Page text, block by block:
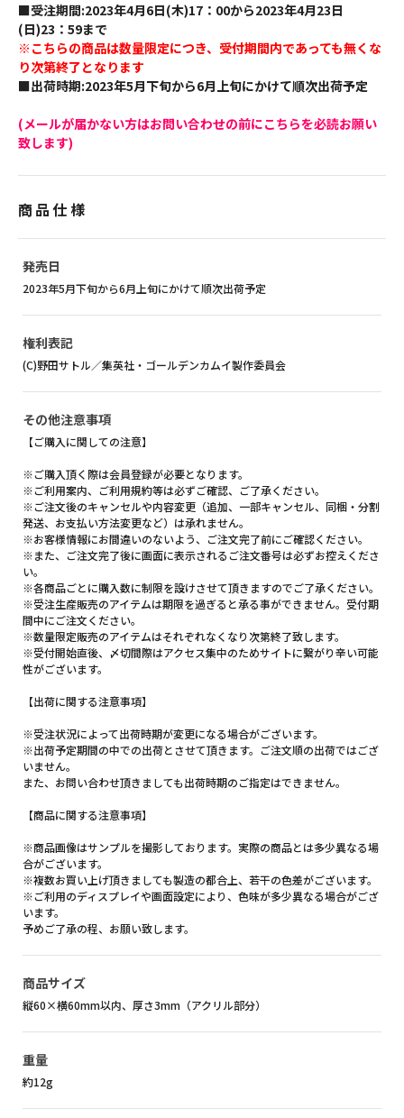
■受注期間:2023年4月6日(木)17：00から2023年4月23日
(日)23：59まで
※こちらの商品は数量限定につき、受付期間内であっても無くな
り次第終了となります
■出荷時期:2023年5月下旬から6月上旬にかけて順次出荷予定
(メールが届かない方はお問い合わせの前にこちらを必読お願い
致します)
商品仕様
発売日
2023年5月下旬から6月上旬にかけて順次出荷予定
権利表記
(C)野田サトル／集英社・ゴールデンカムイ製作委員会
その他注意事項
【ご購入に関しての注意】
※ご購入頂く際は会員登録が必要となります。
※ご利用案内、ご利用規約等は必ずご確認、ご了承ください。
※ご注文後のキャンセルや内容変更（追加、一部キャンセル、同梱・分割
発送、お支払い方法変更など）は承れません。
※お客様情報にお間違いのないよう、ご注文完了前にご確認ください。
※また、ご注文完了後に画面に表示されるご注文番号は必ずお控えくださ
い。
※各商品ごとに購入数に制限を設けさせて頂きますのでご了承ください。
※受注生産販売のアイテムは期限を過ぎると承る事ができません。受付期
間中にご注文ください。
※数量限定販売のアイテムはそれぞれなくなり次第終了致します。
※受付開始直後、〆切間際はアクセス集中のためサイトに繋がり辛い可能
性がございます。
【出荷に関する注意事項】
※受注状況によって出荷時期が変更になる場合がございます。
※出荷予定期間の中での出荷とさせて頂きます。ご注文順の出荷ではござ
いません。
また、お問い合わせ頂きましても出荷時期のご指定はできません。
【商品に関する注意事項】
※商品画像はサンプルを撮影しております。実際の商品とは多少異なる場
合がございます。
※複数お買い上げ頂きましても製造の都合上、若干の色差がございます。
※ご利用のディスプレイや画面設定により、色味が多少異なる場合がござ
います。
予めご了承の程、お願い致します。
商品サイズ
縦60×横60mm以内、厚さ3mm（アクリル部分）
重量
約12g